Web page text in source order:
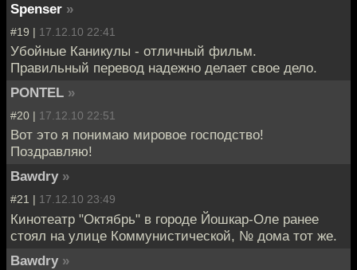
Spenser »
#19 | 17.12.10 22:41
Убойные Каникулы - отличный фильм.
Правильный перевод надежно делает свое дело.
PONTEL »
#20 | 17.12.10 22:51
Вот это я понимаю мировое господство!
Поздравляю!
Bawdry »
#21 | 17.12.10 23:49
Кинотеатр "Октябрь" в городе Йошкар-Оле ранее
стоял на улице Коммунистической, № дома тот же.
Bawdry »